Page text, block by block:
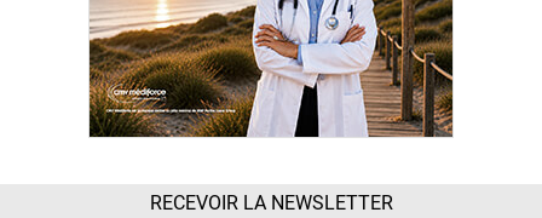
RECEVOIR LA NEWSLETTER